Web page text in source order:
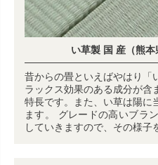
い草製 国 産（熊
昔からの畳といえばやはり「
ラックス効果のある成分が含
特長です。また、い草は陽に
ます。 グレードの高いブラ
していきますので、その様子